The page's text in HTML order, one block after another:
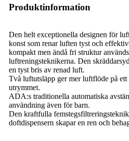
Produktinformation
Den helt exceptionella designen för
konst som renar luften tyst och
kompakt men ändå fri struktur
luftreningsteknikerna. Den
en tyst bris av renad luft.
Två luftutsläpp ger mer luftflöde på ett
utrymmet.
ADA:s traditionella automatiska
användning även för barn.
Den kraftfulla
doftdispensern skapar en ren och